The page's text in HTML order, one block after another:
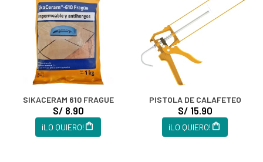
SIKACERAM 610 FRAGUE
S/ 8.90
¡LO QUIERO!
PISTOLA DE CALAFETEO
S/ 15.90
¡LO QUIERO!